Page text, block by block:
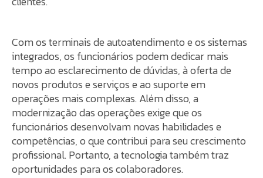
Com os terminais de autoatendimento e os sistemas
integrados, os funcionários podem dedicar mais
tempo ao esclarecimento de dúvidas, à oferta de
novos produtos e serviços e ao suporte em
operações mais complexas. Além disso, a
modernização das operações exige que os
funcionários desenvolvam novas habilidades e
competências, o que contribui para seu crescimento
profissional. Portanto, a tecnologia também traz
oportunidades para os colaboradores.